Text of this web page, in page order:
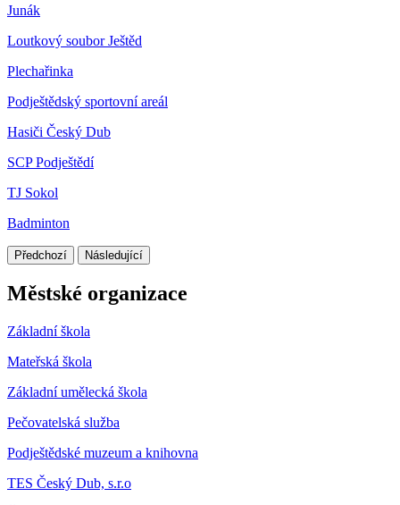
Junák
Loutkový soubor Ještěd
Plechařinka
Podještědský sportovní areál
Hasiči Český Dub
SCP Podještědí
TJ Sokol
Badminton
Předchozí Následující
Městské organizace
Základní škola
Mateřská škola
Základní umělecká škola
Pečovatelská služba
Podještědské muzeum a knihovna
TES Český Dub, s.r.o